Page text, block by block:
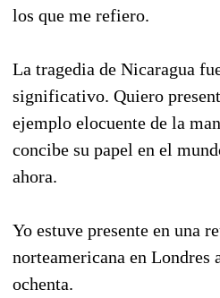
los que me refiero.
La tragedia de Nicaragua
significativo. Quiero
ejemplo elocuente de la
concibe su papel en el
ahora.
Yo estuve presente en una
norteamericana en Londres
ochenta.